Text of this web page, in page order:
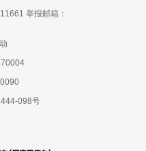
举报邮箱：
098号